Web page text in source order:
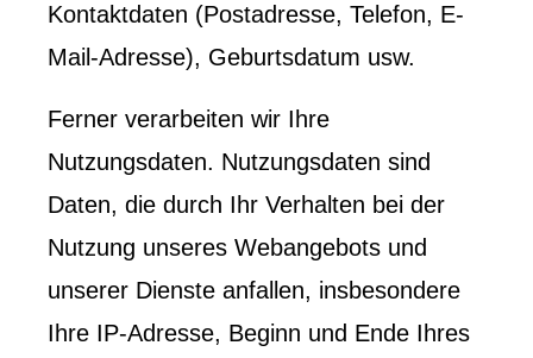
Kontaktdaten (Postadresse, Telefon, E-
Mail-Adresse), Geburts­datum usw.
Ferner verarbeiten wir Ihre
Nutzungsdaten. Nutzungsdaten sind
Daten, die durch Ihr Verhalten bei der
Nutzung unseres Webangebots und
unserer Dienste anfallen, insbesondere
Ihre IP-Adresse, Beginn und Ende Ihres